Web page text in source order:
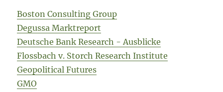
Boston Consulting Group
Degussa Marktreport
Deutsche Bank Research - Ausblicke
Flossbach v. Storch Research Institute
Geopolitical Futures
GMO